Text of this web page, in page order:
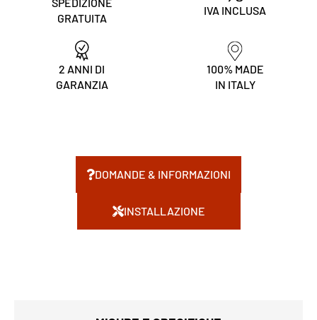
GRATUITA
IVA INCLUSA
2 ANNI DI
GARANZIA
100% MADE
IN ITALY
DOMANDE & INFORMAZIONI
INSTALLAZIONE